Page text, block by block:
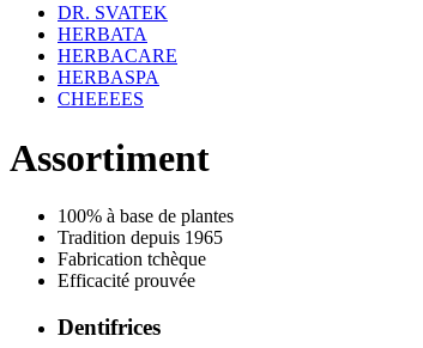
DR. SVATEK
HERBATA
HERBACARE
HERBASPA
CHEEEES
Assortiment
100% à base de plantes
Tradition depuis 1965
Fabrication tchèque
Efficacité prouvée
Dentifrices